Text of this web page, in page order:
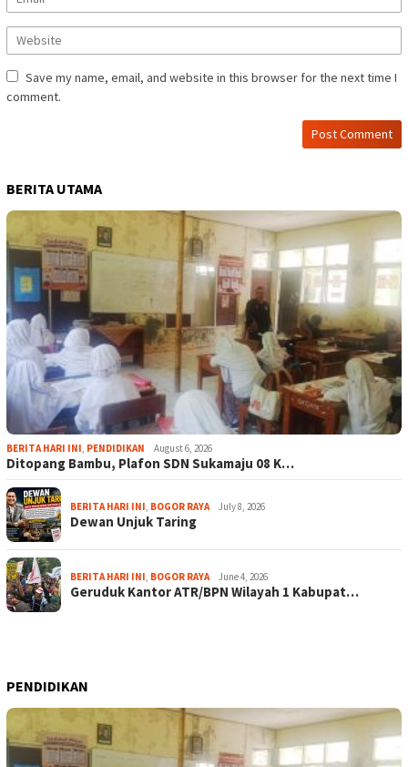
Save my name, email, and website in this browser for the next time I
comment.
BERITA UTAMA
BERITA HARI INI, PENDIDIKAN August 6, 2026
Ditopang Bambu, Plafon SDN Sukamaju 08 K…
BERITA HARI INI, BOGOR RAYA July 8, 2026
Dewan Unjuk Taring
BERITA HARI INI, BOGOR RAYA June 4, 2026
Geruduk Kantor ATR/BPN Wilayah 1 Kabupat…
PENDIDIKAN